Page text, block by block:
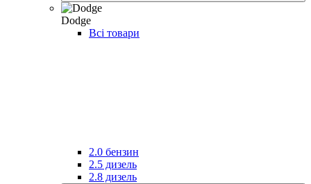
Dodge
Всі товари
2.0 бензин
2.5 дизель
2.8 дизель